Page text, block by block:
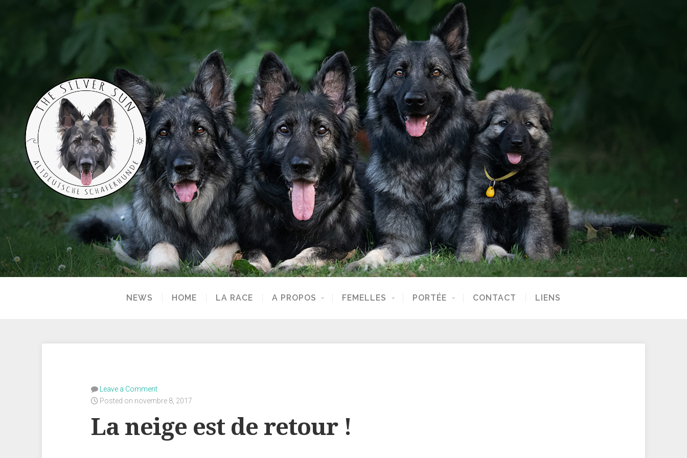
NEWS HOME LA RACE A PROPOS FEMELLES PORTÉE CONTACT LIENS
Leave a Comment
Posted on novembre 8, 2017
La neige est de retour !